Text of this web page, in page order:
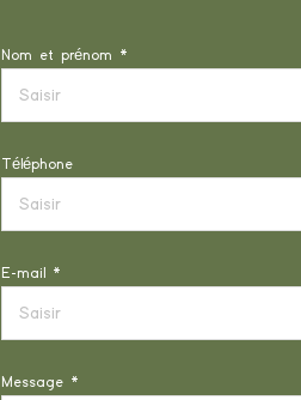
Nom et prénom *
Téléphone
E-mail *
Message *